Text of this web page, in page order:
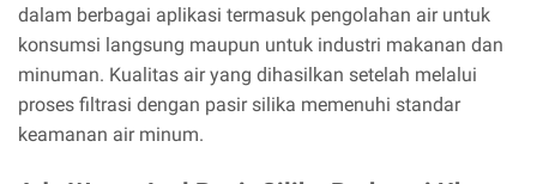
dalam berbagai aplikasi termasuk pengolahan air untuk
konsumsi langsung maupun untuk industri makanan dan
minuman. Kualitas air yang dihasilkan setelah melalui
proses filtrasi dengan pasir silika memenuhi standar
keamanan air minum.